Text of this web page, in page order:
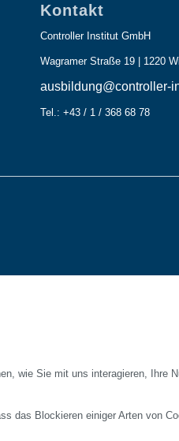
Kontakt
Controller Institut GmbH
Wagramer Straße 19 | 1220
ausbildung@controller-
Tel.: +43 / 1 / 368 68 78
wie Sie mit uns interagieren, Ihre
das Blockieren einiger Arten von